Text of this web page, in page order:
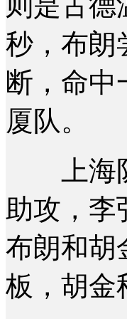
秒，布朗
断，命中
厦队。
上海队
助攻，李
布朗和胡
板，胡金